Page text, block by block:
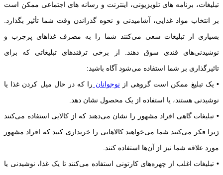
تبلیغات، برنامه های تلویزیونی، اینترنت و رسانه های اجتماعی ممکن است
بر انتخاب مواد غذایی، آشامیدنی و نحوه گذراندن وقت شما تأثیر بگذارد.
بسیاری از تبلیغات سعی می‌کنند شما را به مصرف غذاهای پرچرب و
نوشیدنی‌های قندی سوق دهند. از برخی ترفند‌های تبلیغاتی که برای
تاثیرگذاری بر شما استفاده می‌شود آگاه باشید:
• یک تبلیغ ممکن است گروهی از نوجوانان را که در حال میل کردن غذا یا
نوشیدنی هستند، یا استفاده از یک محصول نشان دهد.
• تبلیغات گاهی افراد مشهور را نشان می‌دهند که از کالایی استفاده می‌کنند
زیرا فکر می‌کنند شما می‌خواهید کالاهایی را خریداری کنید که افراد مشهور
مورد علاقه شما نیز از آن‌ها استفاده کنند.
• تبلیغات اغلب از چهره‌های کارتونی استفاده می‌کنند تا یک غذا، نوشیدنی یا